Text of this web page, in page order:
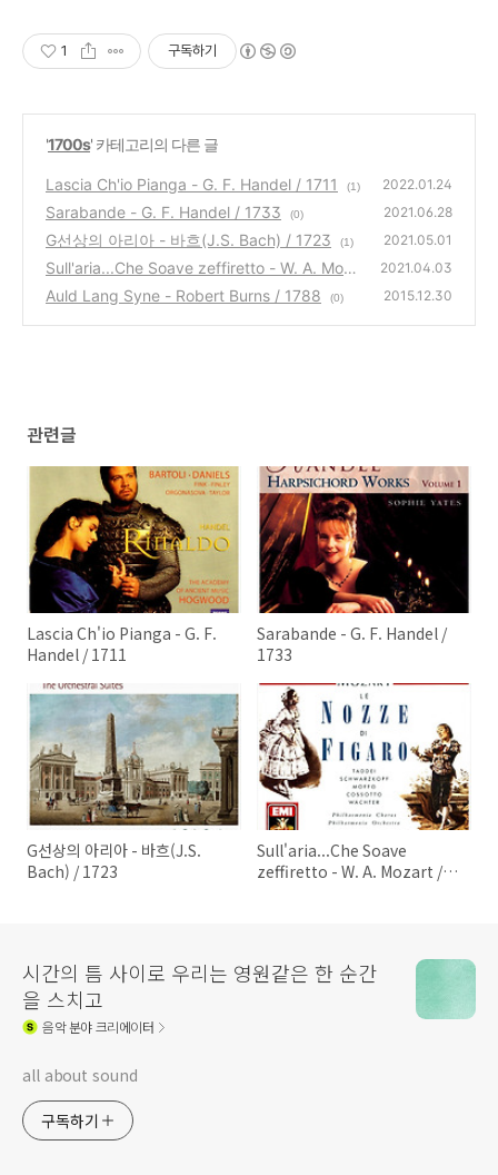
1 구독하기
'1700s' 카테고리의 다른 글
Lascia Ch'io Pianga - G. F. Handel / 1711 (1) 2022.01.24
Sarabande - G. F. Handel / 1733 (0) 2021.06.28
G선상의 아리아 - 바흐(J.S. Bach) / 1723 (1) 2021.05.01
Sull'aria...Che Soave zeffiretto - W. A. Moza
rt / 1786
(0)
2021.04.03
Auld Lang Syne - Robert Burns / 1788 (0) 2015.12.30
관련글
Lascia Ch'io Pianga - G. F.
Handel / 1711
Sarabande - G. F. Handel /
1733
G선상의 아리아 - 바흐(J.S.
Bach) / 1723
Sull'aria...Che Soave
zeffiretto - W. A. Mozart /
시간의 틈 사이로 우리는 영원같은 한 순간
을 스치고
음악분야 크리에이터
all about sound
구독하기